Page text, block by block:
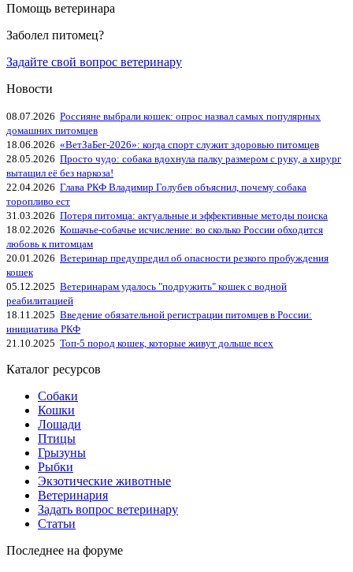
Помощь ветеринара
Заболел питомец?
Задайте свой вопрос ветеринару
Новости
08.07.2026 Россияне выбрали кошек: опрос назвал самых популярных
домашних питомцев
18.06.2026 «ВетЗаБег‑2026»: когда спорт служит здоровью питомцев
28.05.2026 Просто чудо: собака вдохнула палку размером с руку, а хирург
вытащил её без наркоза!
22.04.2026 Глава РКФ Владимир Голубев объяснил, почему собака
торопливо ест
31.03.2026 Потеря питомца: актуальные и эффективные методы поиска
18.02.2026 Кошачье-собачье исчисление: во сколько России обходится
любовь к питомцам
20.01.2026 Ветеринар предупредил об опасности резкого пробуждения
кошек
05.12.2025 Ветеринарам удалось "подружить" кошек с водной
реабилитацией
18.11.2025 Введение обязательной регистрации питомцев в России:
инициатива РКФ
21.10.2025 Топ-5 пород кошек, которые живут дольше всех
Каталог ресурсов
Собаки
Кошки
Лошади
Птицы
Грызуны
Рыбки
Экзотические животные
Ветеринария
Задать вопрос ветеринару
Статьи
Последнее на форуме